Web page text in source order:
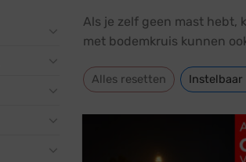
Als je zelf geen mast hebt,
met bodemkruis kunnen
Alles resetten Instelbaar